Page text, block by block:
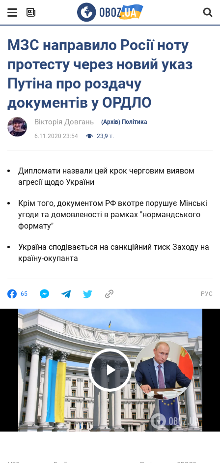
МЗС направило Росії ноту
протесту через новий указ
Путіна про роздачу
документів у ОРДЛО
Вікторія Довгань (Архів) Політика
6.11.2020 23:54 23,9 т.
Дипломати назвали цей крок черговим виявом
агресії щодо України
Крім того, документом РФ вкотре порушує Мінські
угоди та домовленості в рамках "нормандського
формату"
Україна сподівається на санкційний тиск Заходу на
країну-окупанта
65 РУС
Play Video